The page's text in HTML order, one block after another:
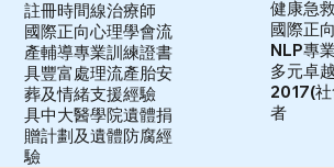
註冊時間線治療師
國際正向心理學會流
產輔導專業訓練證書
具豐富處理流產胎安
葬及情緒支援經驗
具中大醫學院遺體捐
贈計劃及遺體防腐經
驗
健康急
國際正
NLP專
多元卓
2017(
者